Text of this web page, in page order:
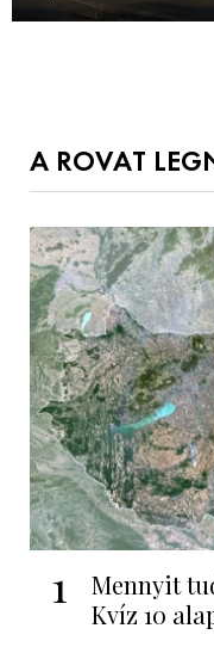
A ROVAT
1
Mennyit
Kvíz 10